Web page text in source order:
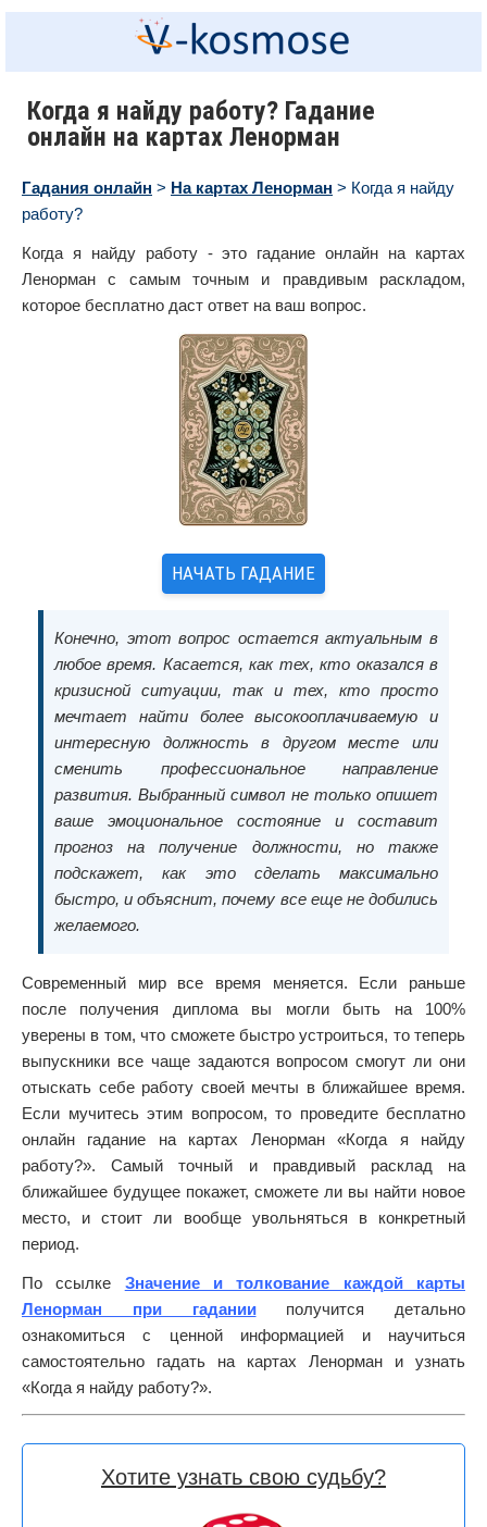
Когда я найду работу? Гадание
онлайн на картах Ленорман
Гадания онлайн > На картах Ленорман > Когда я найду
работу?
Когда я найду работу - это гадание онлайн на картах
Ленорман с самым точным и правдивым раскладом,
которое бесплатно даст ответ на ваш вопрос.
НАЧАТЬ ГАДАНИЕ
Конечно, этот вопрос остается актуальным в
любое время. Касается, как тех, кто оказался в
кризисной ситуации, так и тех, кто просто
мечтает найти более высокооплачиваемую и
интересную должность в другом месте или
сменить профессиональное направление
развития. Выбранный символ не только опишет
ваше эмоциональное состояние и составит
прогноз на получение должности, но также
подскажет, как это сделать максимально
быстро, и объяснит, почему все еще не добились
желаемого.
Современный мир все время меняется. Если раньше
после получения диплома вы могли быть на 100%
уверены в том, что сможете быстро устроиться, то теперь
выпускники все чаще задаются вопросом смогут ли они
отыскать себе работу своей мечты в ближайшее время.
Если мучитесь этим вопросом, то проведите бесплатно
онлайн гадание на картах Ленорман «Когда я найду
работу?». Самый точный и правдивый расклад на
ближайшее будущее покажет, сможете ли вы найти новое
место, и стоит ли вообще увольняться в конкретный
период.
По ссылке Значение и толкование каждой карты
Ленорман при гаданииполучится детально
ознакомиться с ценной информацией и научиться
самостоятельно гадать на картах Ленорман и узнать
«Когда я найду работу?».
Хотите узнать свою судьбу?